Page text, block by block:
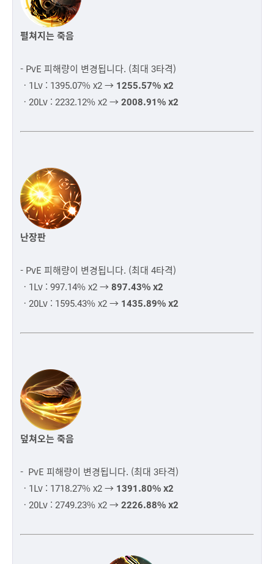
펼쳐지는 죽음
- PvE 피해량이 변경됩니다. (최대 3타격)
ㆍ1Lv : 1395.07% x2 → 1255.57% x2
ㆍ20Lv : 2232.12% x2 →2008.91% x2
난장판
- PvE 피해량이 변경됩니다. (최대 4타격)
ㆍ1Lv : 997.14% x2 →897.43% x2
ㆍ20Lv : 1595.43% x2 → 1435.89% x2
덮쳐오는 죽음
- PvE 피해량이 변경됩니다. (최대 3타격)
ㆍ1Lv : 1718.27% x2 → 1391.80% x2
ㆍ20Lv : 2749.23% x2 →2226.88% x2